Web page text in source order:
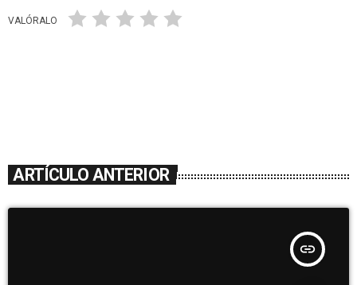
VALÓRALO
ARTÍCULO ANTERIOR
insert_link